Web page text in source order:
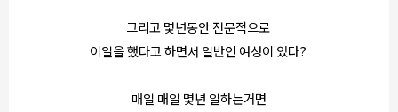
그리고 몇년동안 전문적으로
이일을 했다고 하면서 일반인 여성이 있다?
매일 매일 몇년 일하는거면